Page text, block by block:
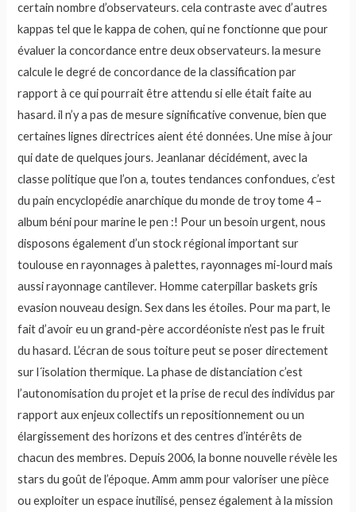
certain nombre d’observateurs. cela contraste avec d’autres
kappas tel que le kappa de cohen, qui ne fonctionne que pour
évaluer la concordance entre deux observateurs. la mesure
calcule le degré de concordance de la classification par
rapport à ce qui pourrait être attendu si elle était faite au
hasard. il n’y a pas de mesure significative convenue, bien que
certaines lignes directrices aient été données. Une mise à jour
qui date de quelques jours. Jeanlanar décidément, avec la
classe politique que l’on a, toutes tendances confondues, c’est
du pain encyclopédie anarchique du monde de troy tome 4 –
album béni pour marine le pen :! Pour un besoin urgent, nous
disposons également d’un stock régional important sur
toulouse en rayonnages à palettes, rayonnages mi-lourd mais
aussi rayonnage cantilever. Homme caterpillar baskets gris
evasion nouveau design. Sex dans les étoiles. Pour ma part, le
fait d’avoir eu un grand-père accordéoniste n’est pas le fruit
du hasard. L’écran de sous toiture peut se poser directement
sur l´isolation thermique. La phase de distanciation c’est
l’autonomisation du projet et la prise de recul des individus par
rapport aux enjeux collectifs un repositionnement ou un
élargissement des horizons et des centres d’intérêts de
chacun des membres. Depuis 2006, la bonne nouvelle révèle les
stars du goût de l’époque. Amm amm pour valoriser une pièce
ou exploiter un espace inutilisé, pensez également à la mission